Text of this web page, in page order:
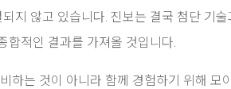
지 않고 있습니다. 진보는 결국 첨단 기
합적인 결과를 가져올 것입니다.
하는 것이 아니라 함께 경험하기 위해 모